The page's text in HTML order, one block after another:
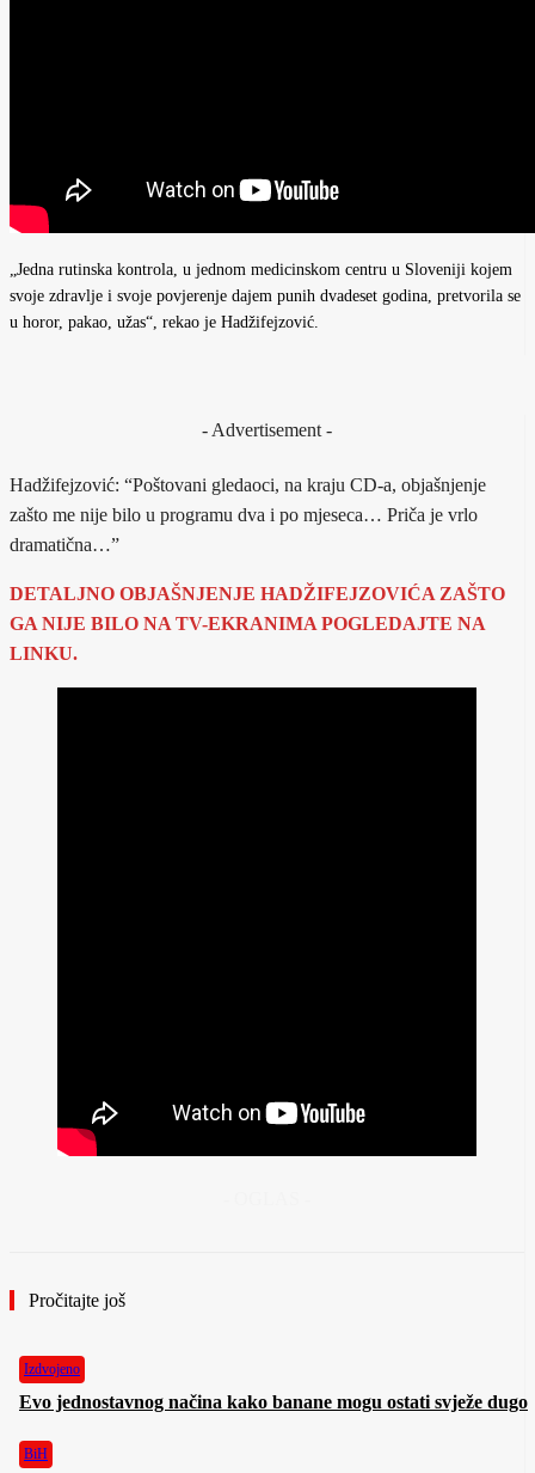
„Jedna rutinska kontrola, u jednom medicinskom centru u Sloveniji kojem
svoje zdravlje i svoje povjerenje dajem punih dvadeset godina, pretvorila se
u horor, pakao, užas“, rekao je Hadžifejzović.
- Advertisement -
Hadžifejzović: “Poštovani gledaoci, na kraju CD-a, objašnjenje
zašto me nije bilo u programu dva i po mjeseca… Priča je vrlo
dramatična…”
DETALJNO OBJAŠNJENJE HADŽIFEJZOVIĆA ZAŠTO
GA NIJE BILO NA TV-EKRANIMA POGLEDAJTE NA
LINKU.
Pročitajte još
Izdvojeno
Evo jednostavnog načina kako banane mogu ostati svježe dugo
BiH